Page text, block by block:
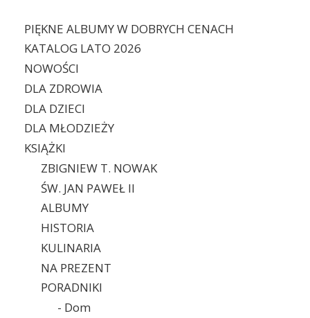
PIĘKNE ALBUMY W DOBRYCH CENACH
KATALOG LATO 2026
NOWOŚCI
DLA ZDROWIA
DLA DZIECI
DLA MŁODZIEŻY
KSIĄŻKI
ZBIGNIEW T. NOWAK
ŚW. JAN PAWEŁ II
ALBUMY
HISTORIA
KULINARIA
NA PREZENT
PORADNIKI
- Dom